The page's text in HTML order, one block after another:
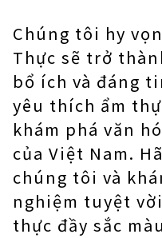
Chúng tôi hy
Thực sẽ trở
bổ ích và đáng
yêu thích ẩm
khám phá văn
của Việt Nam.
chúng tôi và
nghiệm tuyệt
thực đầy sắc